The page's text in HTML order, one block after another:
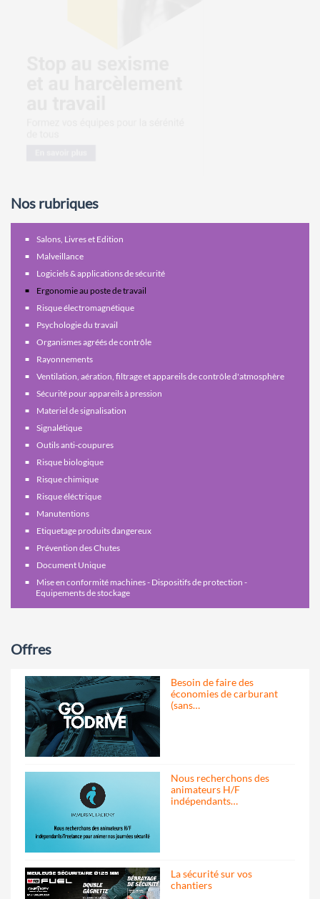
Nos rubriques
Salons, Livres et Edition
Malveillance
Logiciels & applications de sécurité
Ergonomie au poste de travail
Risque électromagnétique
Psychologie du travail
Organismes agréés de contrôle
Rayonnements
Ventilation, aération, filtrage et appareils de contrôle d'atmosphère
Sécurité pour appareils à pression
Materiel de signalisation
Signalétique
Outils anti-coupures
Risque biologique
Risque chimique
Risque éléctrique
Manutentions
Etiquetage produits dangereux
Prévention des Chutes
Document Unique
Mise en conformité machines - Dispositifs de protection -
Equipements de stockage
Offres
Besoin de faire des
économies de carburant
(sans…
Nous recherchons des
animateurs H/F
indépendants…
La sécurité sur vos
chantiers